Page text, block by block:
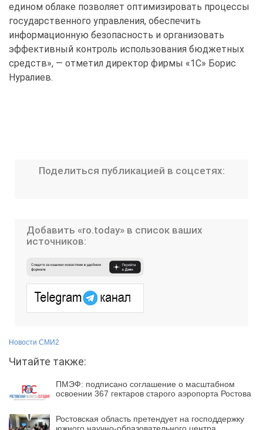
едином облаке позволяет оптимизировать процессы
государственного управления, обеспечить
информационную безопасность и организовать
эффективный контроль использования бюджетных
средств», — отметил директор фирмы «1С» Борис
Нуралиев.
Поделиться публикацией в соцсетях:
Добавить «ro.today» в список ваших
источников:
Новости СМИ2
Читайте также:
ПМЭФ: подписано соглашение о масштабном
освоении 367 гектаров старого аэропорта Ростова
Ростовcкая область претендует на господдержку